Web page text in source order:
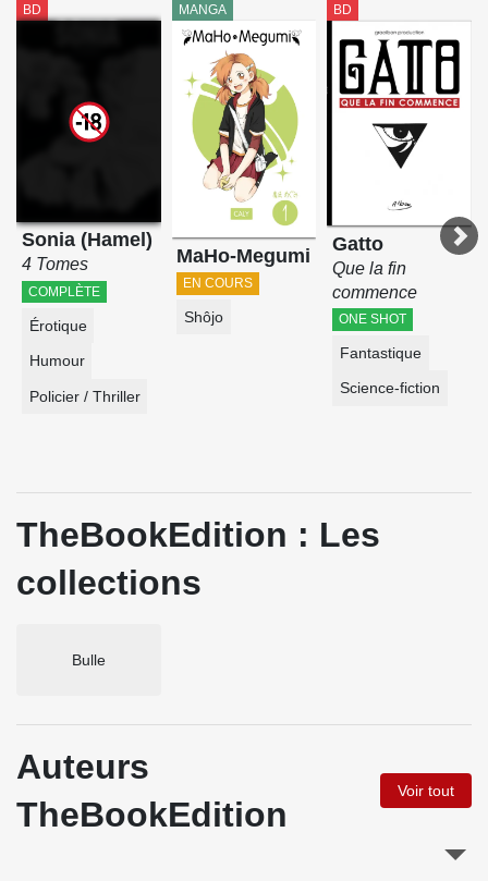
BD
Sonia (Hamel)
4 Tomes
COMPLÈTE
Érotique
Humour
Policier / Thriller
MANGA
MaHo-Megumi
EN COURS
Shôjo
BD
Gatto
Que la fin
commence
ONE SHOT
Fantastique
Science-fiction
TheBookEdition : Les
collections
Bulle
Auteurs
TheBookEdition
Voir tout